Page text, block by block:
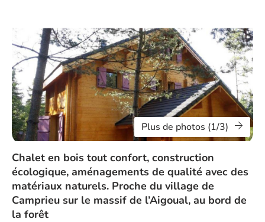
Plus de photos (1/3)
Chalet en bois tout confort, construction
écologique, aménagements de qualité avec des
matériaux naturels. Proche du village de
Camprieu sur le massif de l’Aigoual, au bord de
la forêt